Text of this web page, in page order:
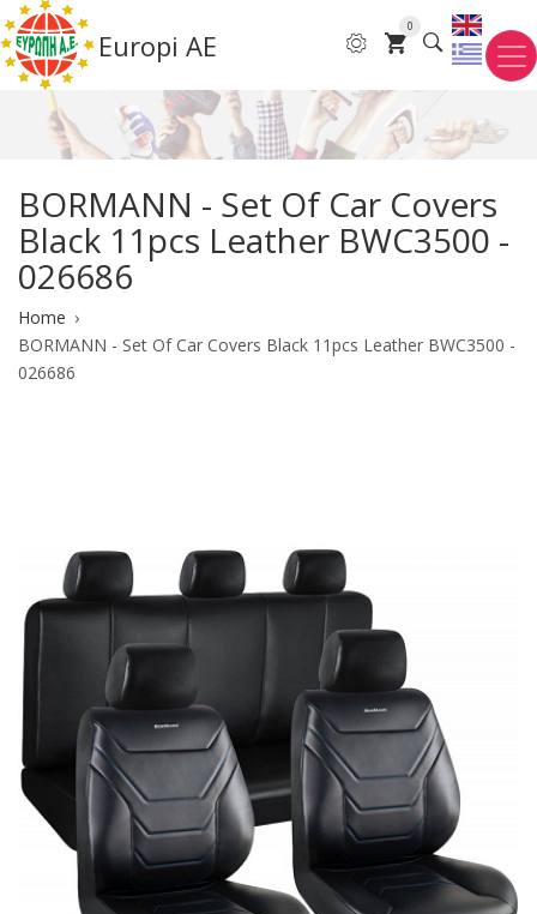
Skip
to
main
content
Europi AE
0
BORMANN - Set Of Car Covers
Black 11pcs Leather BWC3500 -
026686
Breadcrumb
Home
BORMANN - Set Of Car Covers Black 11pcs Leather BWC3500 -
026686